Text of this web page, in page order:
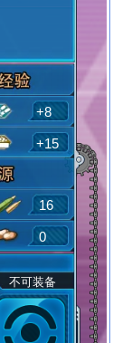
+8
+15
16
0
不可装备